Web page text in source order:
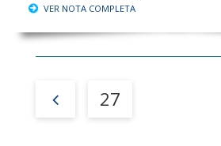
VER NOTA COMPLETA
27